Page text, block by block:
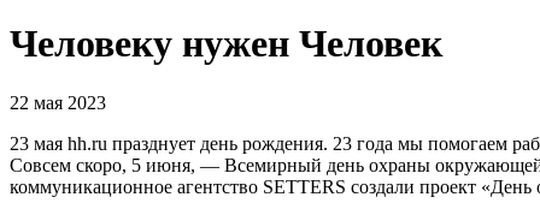
Человеку нужен Человек
22 мая 2023
23 мая hh.ru празднует день рождения. 23 года мы помогаем
Совсем скоро, 5 июня, — Всемирный день охраны
коммуникационное агентство SETTERS создали проект